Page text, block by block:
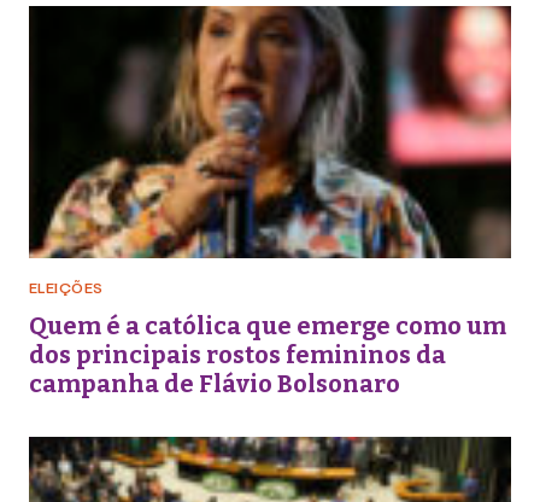
ELEIÇÕES
Quem é a católica que emerge como um
dos principais rostos femininos da
campanha de Flávio Bolsonaro